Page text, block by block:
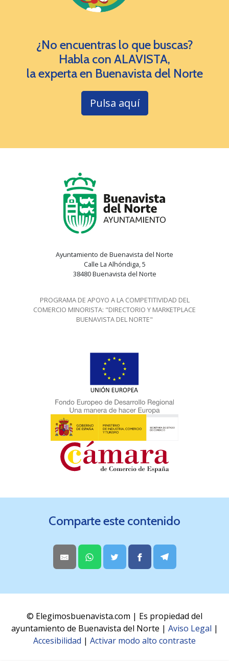
¿No encuentras lo que buscas?
Habla con ALAVISTA,
la experta en Buenavista del Norte
Pulsa aquí
Ayuntamiento de Buenavista del Norte
Calle La Alhóndiga, 5
38480 Buenavista del Norte
PROGRAMA DE APOYO A LA COMPETITIVIDAD DEL
COMERCIO MINORISTA: "DIRECTORIO Y MARKETPLACE
BUENAVISTA DEL NORTE"
Comparte este contenido
© Elegimosbuenavista.com | Es propiedad del
ayuntamiento de Buenavista del Norte | Aviso Legal |
Accesibilidad | Activar modo alto contraste